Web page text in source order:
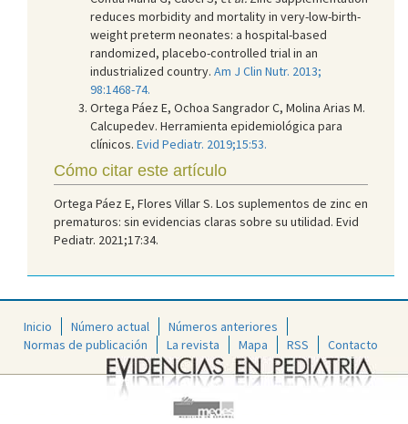
reduces morbidity and mortality in very-low-birth-
weight preterm neonates: a hospital-based
randomized, placebo-controlled trial in an
industrialized country. Am J Clin Nutr. 2013;
98:1468-74.
Ortega Páez E, Ochoa Sangrador C, Molina Arias M.
Calcupedev. Herramienta epidemiológica para
clínicos. Evid Pediatr. 2019;15:53.
Cómo citar este artículo
Ortega Páez E, Flores Villar S. Los suplementos de zinc en
prematuros: sin evidencias claras sobre su utilidad. Evid
Pediatr. 2021;17:34.
Inicio Número actual
Números anteriores
Normas de publicación
La revista Mapa RSS Contacto